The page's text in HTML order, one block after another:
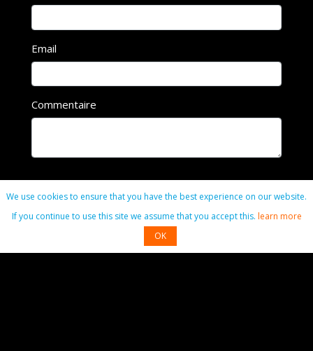
Email
Commentaire
Commenter
We use cookies to ensure that you have the best experience on our website.
If you continue to use this site we assume that you accept this. learn more
OK